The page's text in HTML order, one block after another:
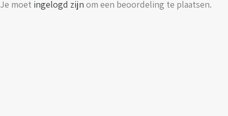
Je moet ingelogd zijn om een beoordeling te plaatsen.